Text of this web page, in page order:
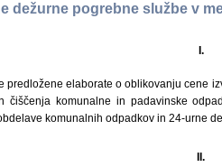
dežurne pogrebne službe v
I.
predložene elaborate o oblikovanju cene
čiščenja komunalne in padavinske
komunalnih odpadkov in 24-urne
II.